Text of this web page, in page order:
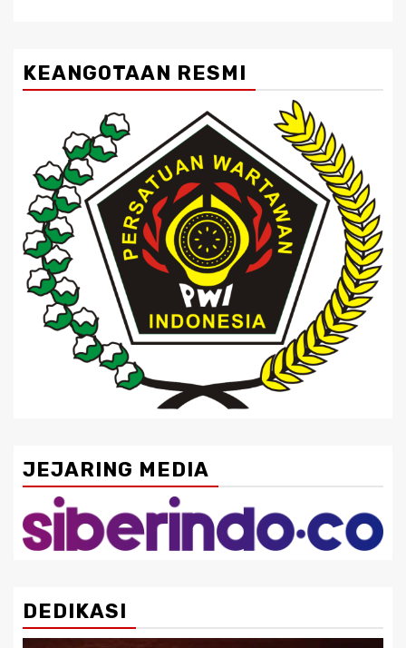
KEANGOTAAN RESMI
JEJARING MEDIA
DEDIKASI